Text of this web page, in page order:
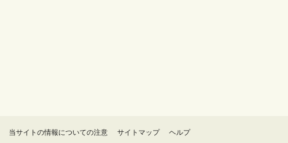
当サイトの情報についての注意 サイトマップ ヘルプ